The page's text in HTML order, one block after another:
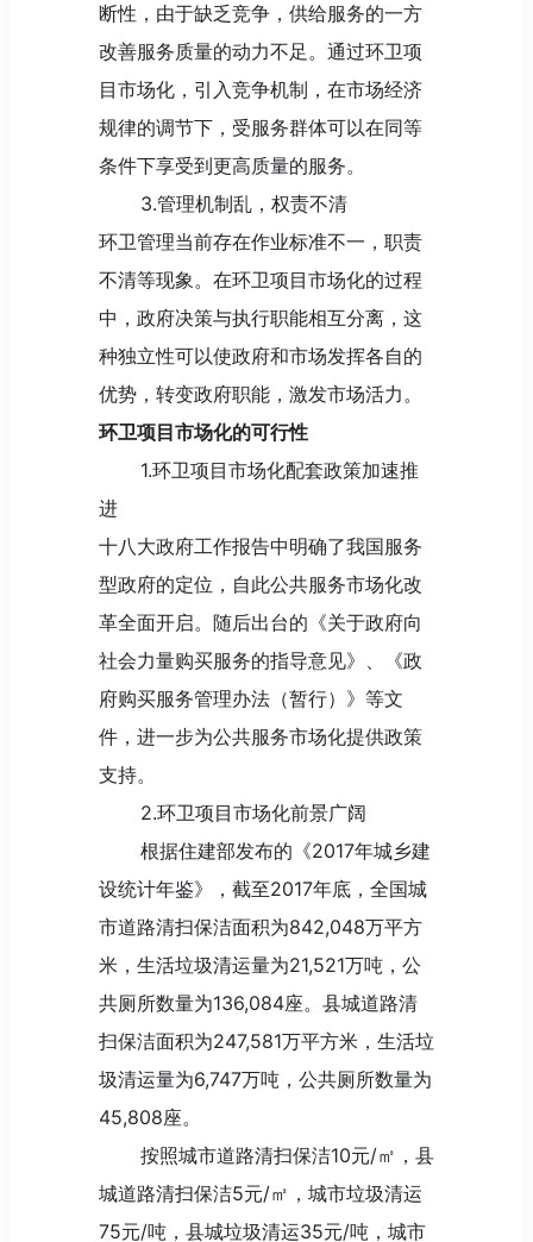
断性，由于缺乏竞争，供给服务的一方
改善服务质量的动力不足。通过环卫项
目市场化，引入竞争机制，在市场经济
规律的调节下，受服务群体可以在同等
条件下享受到更高质量的服务。
3.管理机制乱，权责不清
环卫管理当前存在作业标准不一，职责
不清等现象。在环卫项目市场化的过程
中，政府决策与执行职能相互分离，这
种独立性可以使政府和市场发挥各自的
优势，转变政府职能，激发市场活力。
环卫项目市场化的可行性
1.环卫项目市场化配套政策加速推
进
十八大政府工作报告中明确了我国服务
型政府的定位，自此公共服务市场化改
革全面开启。随后出台的《关于政府向
社会力量购买服务的指导意见》、《政
府购买服务管理办法（暂行）》等文
件，进一步为公共服务市场化提供政策
支持。
2.环卫项目市场化前景广阔
根据住建部发布的《2017年城乡建
设统计年鉴》，截至2017年底，全国城
市道路清扫保洁面积为842,048万平方
米，生活垃圾清运量为21,521万吨，公
共厕所数量为136,084座。县城道路清
扫保洁面积为247,581万平方米，生活垃
圾清运量为6,747万吨，公共厕所数量为
45,808座。
按照城市道路清扫保洁10元/㎡，县
城道路清扫保洁5元/㎡，城市垃圾清运
75元/吨，县城垃圾清运35元/吨，城市